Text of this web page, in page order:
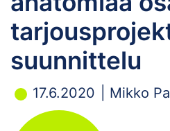
suunnittelu
17.6.2020 Mikko